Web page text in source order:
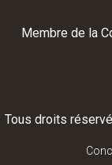
Membre de la
Tous droits